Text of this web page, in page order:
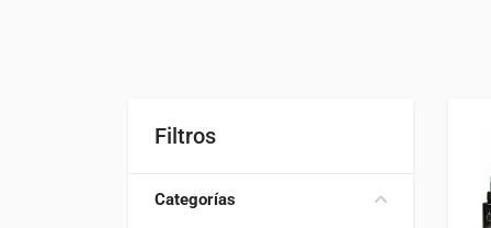
Filtros
Categorías